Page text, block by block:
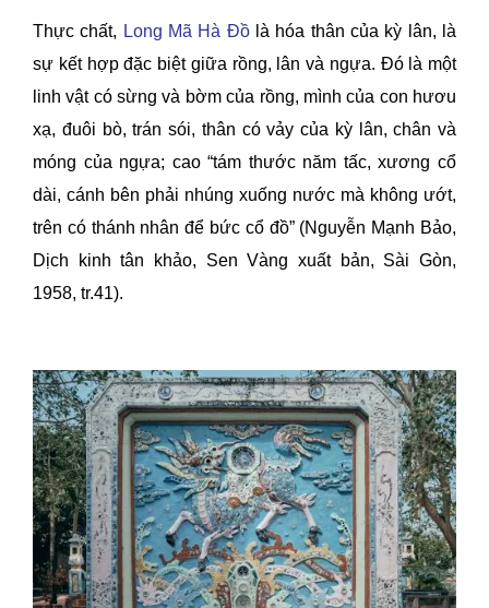
Thực chất, Long Mã Hà Đồlà hóa thân của kỳ lân, là
sự kết hợp đặc biệt giữa rồng, lân và ngựa. Đó là một
linh vật có sừng và bờm của rồng, mình của con hươu
xạ, đuôi bò, trán sói, thân có vảy của kỳ lân, chân và
móng của ngựa; cao “tám thước năm tấc, xương cổ
dài, cánh bên phải nhúng xuống nước mà không ướt,
trên có thánh nhân để bức cổ đồ” (Nguyễn Mạnh Bảo,
Dịch kinh tân khảo, Sen Vàng xuất bản, Sài Gòn,
1958, tr.41).